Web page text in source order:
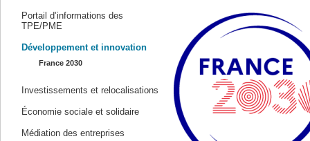
Portail d’informations des
TPE/PME
Développement et innovation
France 2030
Investissements et relocalisations
Économie sociale et solidaire
Médiation des entreprises